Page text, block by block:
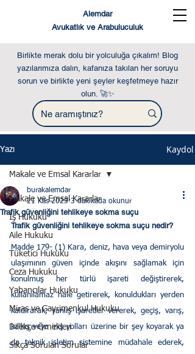
Alemdar
Avukatlık ve Arabuluculuk
Birlikte merak dolu bir yolculuğa çıkalım! Blog
yazılarımıza dalın, kafanıza takılan her soruyu
sorun ve birlikte yeni şeyler keşfetmeye hazır
olun. 🚀✨
Yazı Kaydol
Makale ve Emsal Kararlar
İş Hukuku
Aile Hukuku
Tüketici Hukuku
Ceza Hukuku
Yabancılar Hukuku
Miras ve Gayrimenkul Hukuku
Dilekçe Örnekleri
Sıkça Sorulan Sorular
Makale ve Emsal Kararlar
Trafik güvenliğini tehlikeye sokma suçu
burakalemdar
21 Kas 2023 3 dakikada okunur
Trafik güvenliğini tehlikeye sokma suçu nedir?
Madde 179- (1) Kara, deniz, hava veya demiryolu
ulaşımının güven içinde akışını sağlamak için
konulmuş her türlü işareti değiştirerek,
kullanılamaz hale getirerek, konuldukları yerden
kaldırarak, yanlış işaretler vererek, geçiş, varış,
kalkış veya iniş yolları üzerine bir şey koyarak ya
da teknik işletim sistemine müdahale ederek,